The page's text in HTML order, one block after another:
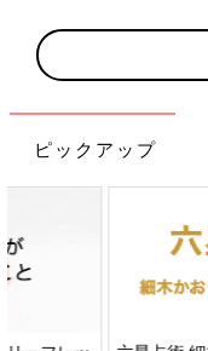
ピックアップ